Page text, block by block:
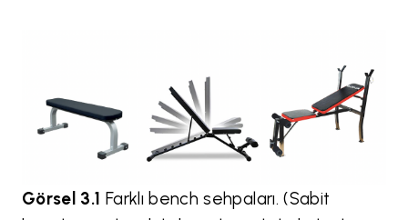
Görsel 3.1 Farklı bench sehpaları. (Sabit